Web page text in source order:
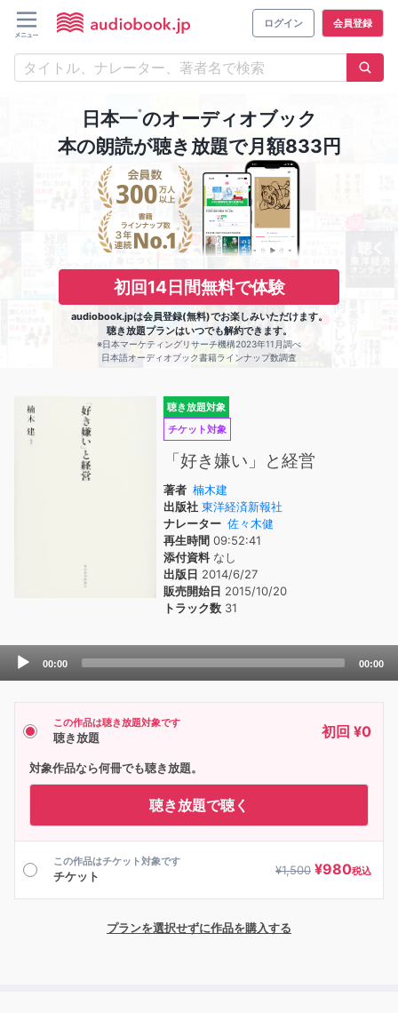
ログイン 会員登録
日本一※のオーディオブック
本の朗読が聴き放題で月額833円
初回14日間無料で体験
audiobook.jpは会員登録(無料)でお楽しみいただけます。
聴き放題プランはいつでも解約できます。
※日本マーケティングリサーチ機構2023年11月調べ
日本語オーディオブック書籍ラインナップ数調査
聴き放題対象
チケット対象
「好き嫌い」と経営
著者 楠木建
出版社 東洋経済新報社
ナレーター 佐々木健
再生時間 09:52:41
添付資料なし
出版日 2014/6/27
販売開始日 2015/10/20
トラック数 31
Audio
00:00 00:00
この作品は聴き放題対象です
聴き放題 初回 ¥0
対象作品なら何冊でも聴き放題。
聴き放題で聴く
この作品はチケット対象です
チケット ¥1,500 ¥980税込
プランを選択せずに作品を購入する